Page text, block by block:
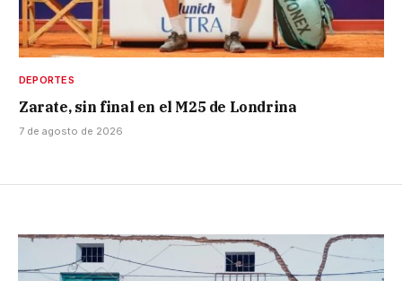
DEPORTES
Zarate, sin final en el M25 de Londrina
7 de agosto de 2026